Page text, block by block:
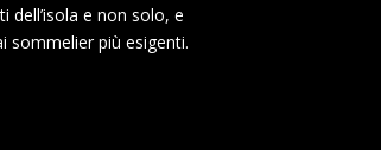
e non solo, e
sommelier più esigenti.